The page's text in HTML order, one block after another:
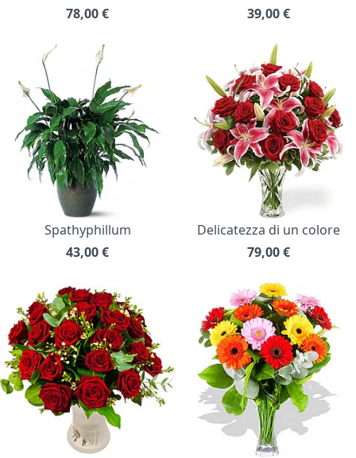
78,00€ 39,00€
Spathyphillum
43,00€
Delicatezza di un colore
79,00€